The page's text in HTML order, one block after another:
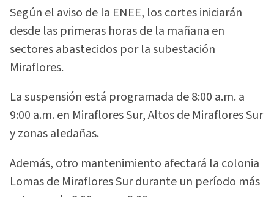
Según el aviso de la ENEE, los cortes iniciarán
desde las primeras horas de la mañana en
sectores abastecidos por la subestación
Miraflores.
La suspensión está programada de 8:00 a.m. a
9:00 a.m. en Miraflores Sur, Altos de Miraflores Sur
y zonas aledañas.
Además, otro mantenimiento afectará la colonia
Lomas de Miraflores Sur durante un período más